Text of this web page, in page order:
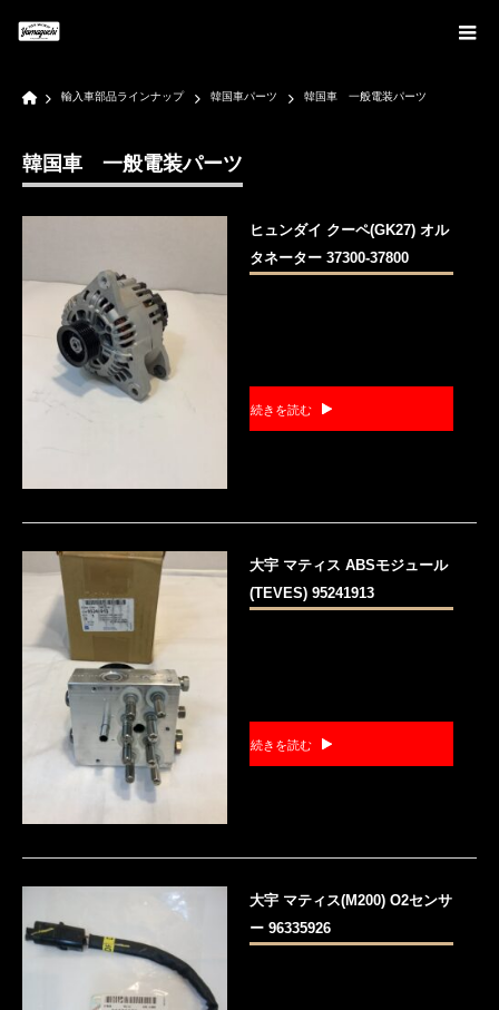
Home
輸入車部品ラインナップ 韓国車パーツ 韓国車 一般電装パーツ
韓国車 一般電装パーツ
ヒュンダイ クーペ(GK27) オル
タネーター 37300-37800
続きを読む
大宇 マティス ABSモジュール
(TEVES) 95241913
続きを読む
大宇 マティス(M200) O2センサ
ー 96335926